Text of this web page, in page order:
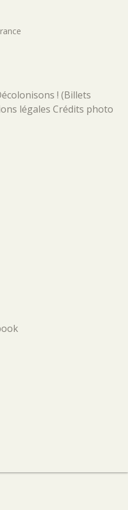
! (Billets
légales Crédits photo